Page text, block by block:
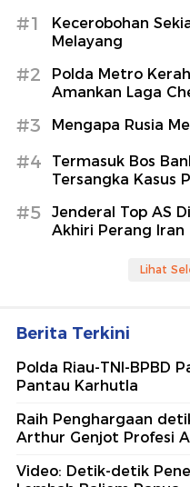
#1
Kecerobohan
Melayang
#2
Polda Metro
Amankan Laga
#3 Mengapa Rusia
#4
Termasuk Bos
Tersangka Kasus
#5
Jenderal Top AS
Akhiri Perang Iran
Lihat
Berita Terkini
Polda Riau-TNI-BPBD
Pantau Karhutla
Raih Penghargaan
Arthur Genjot Profesi
Video: Detik-detik